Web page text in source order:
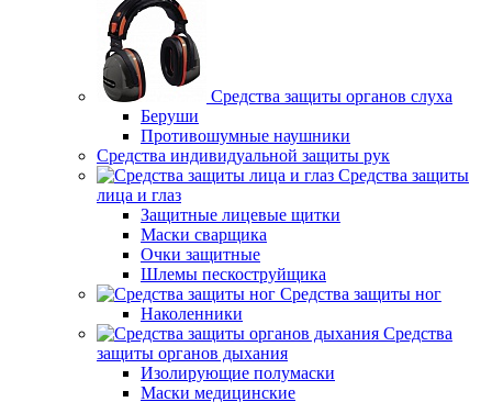
Средства защиты органов слуха
Беруши
Противошумные наушники
Средства индивидуальной защиты рук
Средства защиты
лица и глаз
Защитные лицевые щитки
Маски сварщика
Очки защитные
Шлемы пескоструйщика
Средства защиты ног
Наколенники
Средства
защиты органов дыхания
Изолирующие полумаски
Маски медицинские